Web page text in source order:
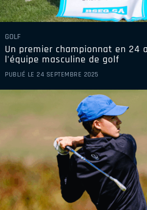
GOLF
Un premier championnat en 24
l'équipe masculine de golf
PUBLIÉ LE 24 SEPTEMBRE 2025